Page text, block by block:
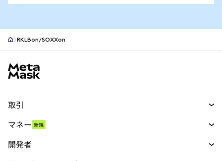
RKLBon/SOXXon
取引
パーペチュアル
マネー 新規
開発者